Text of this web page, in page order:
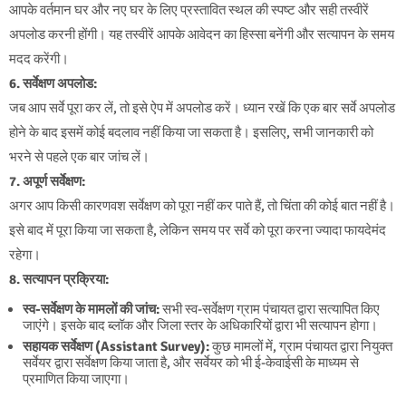
आपके वर्तमान घर और नए घर के लिए प्रस्तावित स्थल की स्पष्ट और सही तस्वीरें
अपलोड करनी होंगी। यह तस्वीरें आपके आवेदन का हिस्सा बनेंगी और सत्यापन के समय
मदद करेंगी।
6. सर्वेक्षण अपलोड:
जब आप सर्वे पूरा कर लें, तो इसे ऐप में अपलोड करें। ध्यान रखें कि एक बार सर्वे अपलोड
होने के बाद इसमें कोई बदलाव नहीं किया जा सकता है। इसलिए, सभी जानकारी को
भरने से पहले एक बार जांच लें।
7. अपूर्ण सर्वेक्षण:
अगर आप किसी कारणवश सर्वेक्षण को पूरा नहीं कर पाते हैं, तो चिंता की कोई बात नहीं है।
इसे बाद में पूरा किया जा सकता है, लेकिन समय पर सर्वे को पूरा करना ज्यादा फायदेमंद
रहेगा।
8. सत्यापन प्रक्रिया:
स्व-सर्वेक्षण के मामलों की जांच:सभी स्व-सर्वेक्षण ग्राम पंचायत द्वारा सत्यापित किए
जाएंगे। इसके बाद ब्लॉक और जिला स्तर के अधिकारियों द्वारा भी सत्यापन होगा।
सहायक सर्वेक्षण (Assistant Survey):कुछ मामलों में, ग्राम पंचायत द्वारा नियुक्त
सर्वेयर द्वारा सर्वेक्षण किया जाता है, और सर्वेयर को भी ई-केवाईसी के माध्यम से
प्रमाणित किया जाएगा।